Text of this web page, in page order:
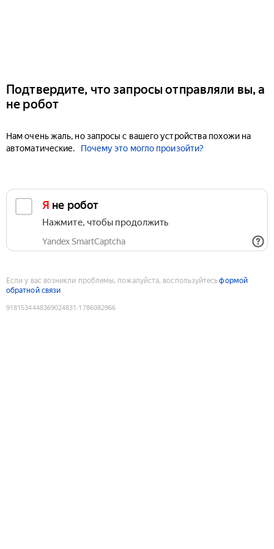
Подтвердите, что запросы отправляли вы, а
не робот
Нам очень жаль, но запросы с вашего устройства похожи на
автоматические.
Почему это могло произойти?
Я не робот
Нажмите, чтобы продолжить
Yandex SmartCaptcha
Если у вас возникли проблемы, пожалуйста, воспользуйтесьформой
обратной связи
9181534448369024831 :1786082966